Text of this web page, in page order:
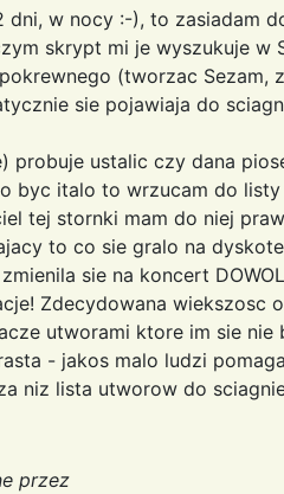
w nocy :-), to zasiadam
skrypt mi je wyszukuje w
(tworzac Sezam,
sie pojawiaja do
probuje ustalic czy dana
byc italo to wrzucam do
tej stornki mam do niej
to co sie gralo na
sie na koncert
Zdecydowana wiekszosc
utworami ktore im sie nie
- jakos malo ludzi
niz lista utworow do
przez